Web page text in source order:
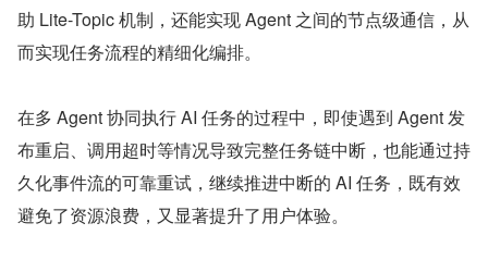
助 Lite-Topic 机制，还能实现 Agent 之间的节点级通信，从
而实现任务流程的精细化编排。
在多 Agent 协同执行 AI 任务的过程中，即使遇到 Agent 发
布重启、调用超时等情况导致完整任务链中断，也能通过持
久化事件流的可靠重试，继续推进中断的 AI 任务，既有效
避免了资源浪费，又显著提升了用户体验。